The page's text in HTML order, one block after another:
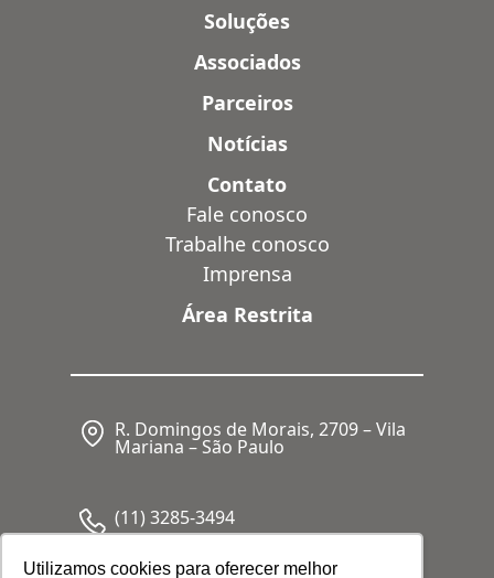
Utilizamos cookies para oferecer melhor
Soluções
Associados
Parceiros
Notícias
Contato
Fale conosco
Trabalhe conosco
Imprensa
Área Restrita
R. Domingos de Morais, 2709 – Vila
Mariana – São Paulo
(11) 3285-3494